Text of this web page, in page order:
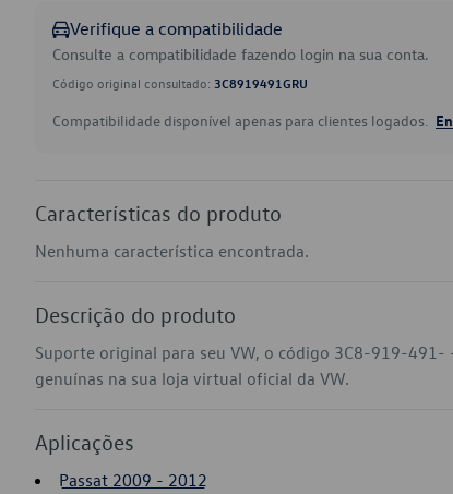
Verifique a compatibilidade
Consulte a compatibilidade fazendo login na sua conta.
Código original consultado: 3C8919491GRU
Compatibilidade disponível apenas para clientes logados.
Características do produto
Nenhuma característica encontrada.
Descrição do produto
Suporte original para seu VW, o código 3C8-919-491-
genuínas na sua loja virtual oficial da VW.
Aplicações
Passat 2009 - 2012